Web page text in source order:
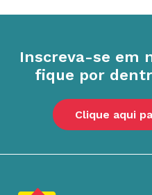
Inscreva-se em
fique por
Clique aqui